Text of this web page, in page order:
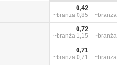
0,42
~branża 0,85 ~branża
0,72
~branża 1,15 ~branża
0,71
~branża 0,71 ~branża